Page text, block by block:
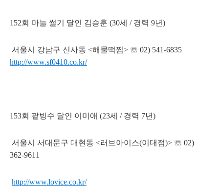
152회 마늘 썰기 달인 김승훈 (30세 / 경력 9년)
서울시 강남구 신사동 <해물떡찜> ☏ 02) 541-6835
http://www.sf0410.co.kr/
153회 팥빙수 달인 이미애 (23세 / 경력 7년)
서울시 서대문구 대현동 <러브아이스(이대점)> ☏ 02)
362-9611
http://www.lovice.co.kr/